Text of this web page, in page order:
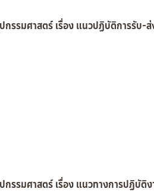
กรรมศาสตร์ เรื่อง แนวปฏิบัติการรับ-
รรมศาสตร์ เรื่อง แนวทางการปฏิบัติ